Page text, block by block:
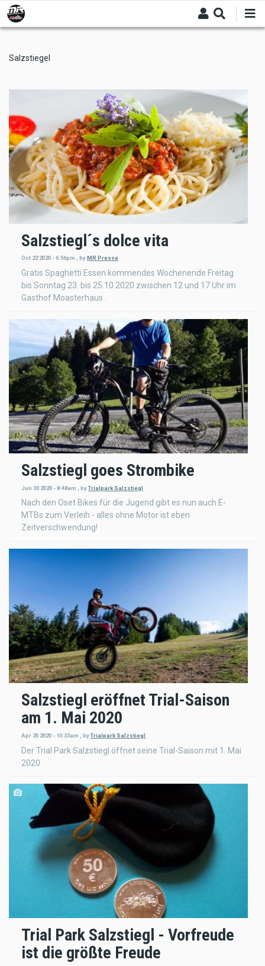
Skip
to
main
Salzstiegel
Salzstiegl´s dolce vita
Oct 22 2020 - 6:56pm , by MR Presse
Gratis Spaghetti Essen kommendes Wochenende Freitag
bis Sonntag 23. bis 25.10.2020 zwischen 12 und 17 Uhr im
Gasthof Moasterhaus .
Salzstiegl goes Strombike
Jun 30 2020 - 8:48am byTrialpark Salzstiegl
Nach den Oset Bikes für die Jugend gibt es nun auch E-
MTBs zum Verleih - alles ohne Motor ist eben
Zeitverschwendung!
Salzstiegl eröffnet Trial-Saison
am 1. Mai 2020
Apr 20 2020 - 10:33am byTrialpark Salzstiegl
Der Trial Park Salzstiegl öffnet seine Trial-Saison mit 1. Mai
2020
Trial Park Salzstiegl - Vorfreude
ist die größte Freude